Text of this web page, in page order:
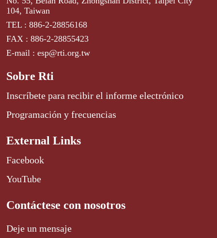
104, Taiwan
TEL : 886-2-28856168
FAX : 886-2-28855423
E-mail : esp@rti.org.tw
Sobre Rti
Inscríbete para recibir el informe electrónico
Programación y frecuencias
External Links
Facebook
YouTube
Contáctese con nosotros
Deje un mensaje